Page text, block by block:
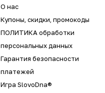
О нас
Купоны, скидки, промокоды
ПОЛИТИКА обработки
персональных данных
Гарантия безопасности
платежей
Игра SlovoDna®